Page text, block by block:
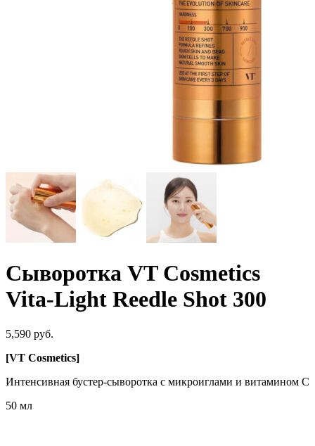
Сыворотка VT Cosmetics
Vita-Light Reedle Shot 300
5,590 руб.
[VT Cosmetics]
Интенсивная бустер-сыворотка с микроиглами и витамином C
50 мл